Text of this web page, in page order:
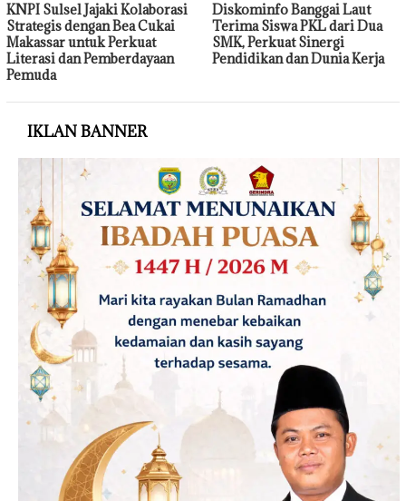
KNPI Sulsel Jajaki Kolaborasi
Strategis dengan Bea Cukai
Makassar untuk Perkuat
Literasi dan Pemberdayaan
Pemuda
Diskominfo Banggai Laut
Terima Siswa PKL dari Dua
SMK, Perkuat Sinergi
Pendidikan dan Dunia Kerja
IKLAN BANNER